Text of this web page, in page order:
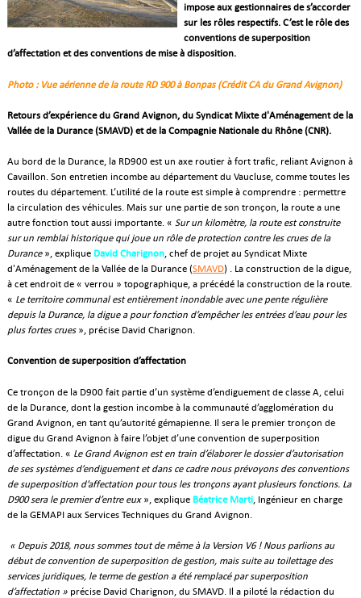
impose aux gestionnaires de s’accorder
sur les rôles respectifs. C’est le rôle des
conventions de superposition
d’affectation et des conventions de mise à disposition.
Photo : Vue aérienne de la route RD 900 à Bonpas (Crédit CA du Grand Avignon)
Retours d’expérience du Grand Avignon, du Syndicat Mixte d'Aménagement de la
Vallée de la Durance (SMAVD) et de la Compagnie Nationale du Rhône (CNR).
Au bord de la Durance, la RD900 est un axe routier à fort trafic, reliant Avignon à
Cavaillon. Son entretien incombe au département du Vaucluse, comme toutes les
routes du département. L’utilité de la route est simple à comprendre : permettre
la circulation des véhicules. Mais sur une partie de son tronçon, la route a une
autre fonction tout aussi importante. « Sur un kilomètre, la route est construite
sur un remblai historique qui joue un rôle de protection contre les crues de la
Durance», explique David Charignon, chef de projet au Syndicat Mixte
d'Aménagement de la Vallée de la Durance (SMAVD) . La construction de la digue,
à cet endroit de « verrou » topographique, a précédé la construction de la route.
« Le territoire communal est entièrement inondable avec une pente régulière
depuis la Durance, la digue a pour fonction d’empêcher les entrées d’eau pour les
plus fortes crues», précise David Charignon.
Convention de superposition d’affectation
Ce tronçon de la D900 fait partie d’un système d’endiguement de classe A, celui
de la Durance, dont la gestion incombe à la communauté d’agglomération du
Grand Avignon, en tant qu’autorité gémapienne. Il sera le premier tronçon de
digue du Grand Avignon à faire l’objet d’une convention de superposition
d’affectation. « Le Grand Avignon est en train d’élaborer le dossier d’autorisation
de ses systèmes d’endiguement et dans ce cadre nous prévoyons des conventions
de superposition d’affectation pour tous les tronçons ayant plusieurs fonctions. La
D900 sera le premier d’entre eux», explique Béatrice Marti, Ingénieur en charge
de la GEMAPI aux Services Techniques du Grand Avignon.
« Depuis 2018, nous sommes tout de même à la Version V6 ! Nous parlions au
début de convention de superposition de gestion, mais suite au toilettage des
services juridiques, le terme de gestion a été remplacé par superposition
d’affectation »précise David Charignon, du SMAVD. Il a piloté la rédaction du